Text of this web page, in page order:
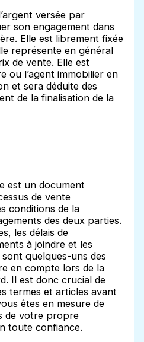
versée par
son engagement dans
Elle est librement fixée
représente en général
de vente. Elle est
ou l’agent immobilier en
et sera déduite des
de la finalisation de la
est un document
de vente
conditions de la
des deux parties.
les délais de
à joindre et les
quelques-uns des
en compte lors de la
Il est donc crucial de
termes et articles avant
êtes en mesure de
de votre propre
toute confiance.